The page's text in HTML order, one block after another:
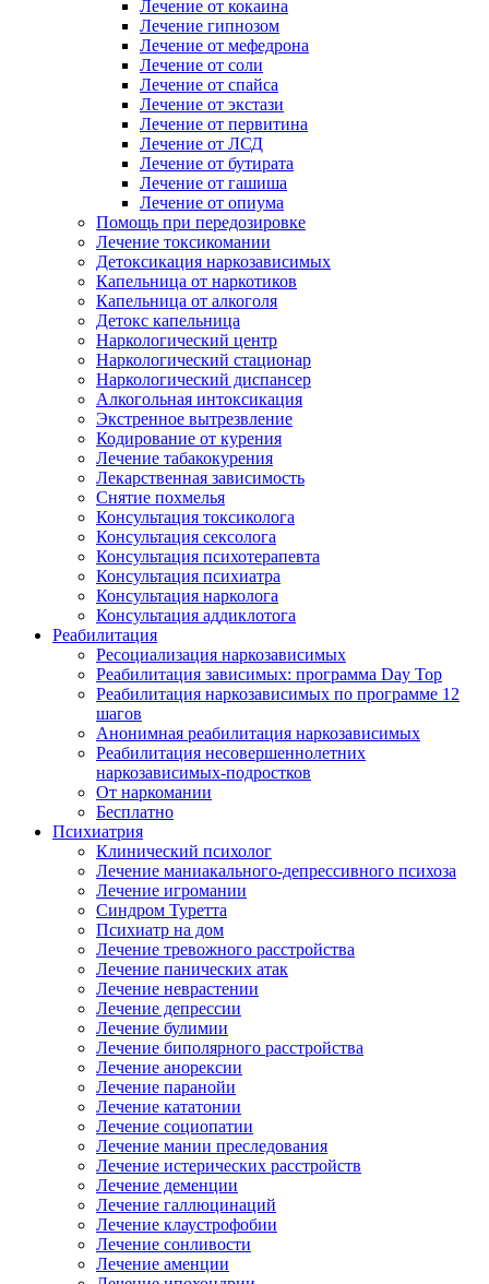
Лечение от кокаина
Лечение гипнозом
Лечение от мефедрона
Лечение от соли
Лечение от спайса
Лечение от экстази
Лечение от первитина
Лечение от ЛСД
Лечение от бутирата
Лечение от гашиша
Лечение от опиума
Помощь при передозировке
Лечение токсикомании
Детоксикация наркозависимых
Капельница от наркотиков
Капельница от алкоголя
Детокс капельница
Наркологический центр
Наркологический стационар
Наркологический диспансер
Алкогольная интоксикация
Экстренное вытрезвление
Кодирование от курения
Лечение табакокурения
Лекарственная зависимость
Снятие похмелья
Консультация токсиколога
Консультация сексолога
Консультация психотерапевта
Консультация психиатра
Консультация нарколога
Консультация аддиклотога
Реабилитация
Ресоциализация наркозависимых
Реабилитация зависимых: программа Day Top
Реабилитация наркозависимых по программе 12
шагов
Анонимная реабилитация наркозависимых
Реабилитация несовершеннолетних
наркозависимых-подростков
От наркомании
Бесплатно
Психиатрия
Клинический психолог
Лечение маниакального-депрессивного психоза
Лечение игромании
Синдром Туретта
Психиатр на дом
Лечение тревожного расстройства
Лечение панических атак
Лечение неврастении
Лечение депрессии
Лечение булимии
Лечение биполярного расстройства
Лечение анорексии
Лечение паранойи
Лечение кататонии
Лечение социопатии
Лечение мании преследования
Лечение истерических расстройств
Лечение деменции
Лечение галлюцинаций
Лечение клаустрофобии
Лечение сонливости
Лечение аменции